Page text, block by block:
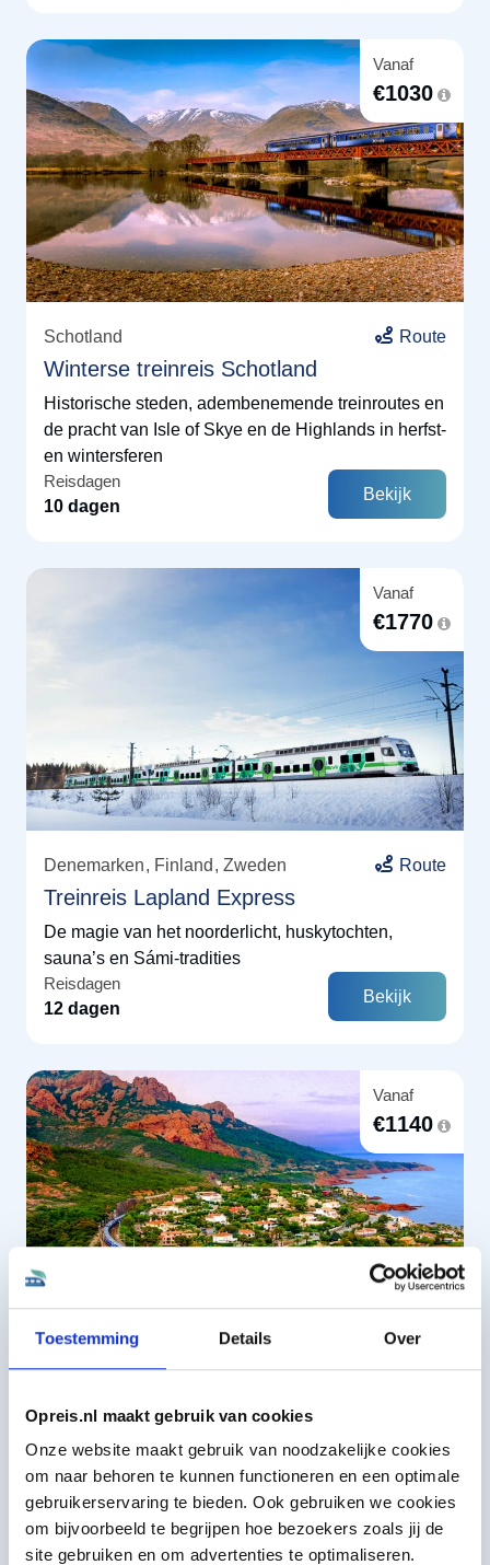
Toestemming Details Over
Opreis.nl maakt gebruik van cookies
Onze website maakt gebruik van noodzakelijke cookies
om naar behoren te kunnen functioneren en een optimale
gebruikerservaring te bieden. Ook gebruiken we cookies
om bijvoorbeeld te begrijpen hoe bezoekers zoals jij de
site gebruiken en om advertenties te optimaliseren.
Vanaf
€1030
Schotland Route
Winterse treinreis Schotland
Historische steden, adembenemende treinroutes en
de pracht van Isle of Skye en de Highlands in herfst-
en wintersferen
Reisdagen
10 dagen
Bekijk
Vanaf
€1770
Denemarken Finland Zweden Route
Treinreis Lapland Express
De magie van het noorderlicht, huskytochten,
sauna’s en Sámi-tradities
Reisdagen
12 dagen
Bekijk
Vanaf
€1140
Frankrijk Route
Middellandse zee, met een vleugje Italiaanse flair
Reisdagen
11 dagen
Bekijk